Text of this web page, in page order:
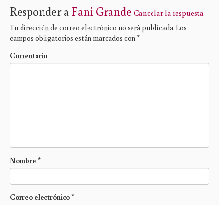
Responder a Fani Grande Cancelar la respuesta
Tu dirección de correo electrónico no será publicada. Los
campos obligatorios están marcados con *
Comentario
Nombre *
Correo electrónico*